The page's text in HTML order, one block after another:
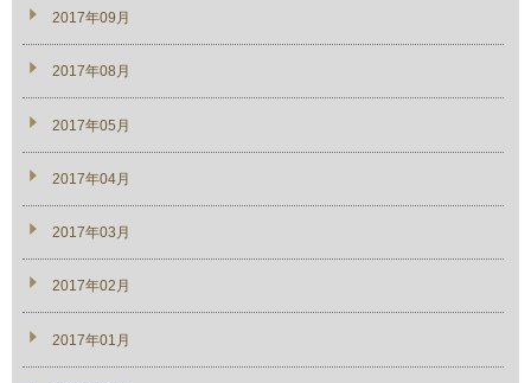
2017年09月
2017年08月
2017年05月
2017年04月
2017年03月
2017年02月
2017年01月